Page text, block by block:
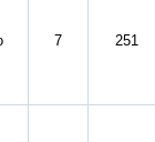
7 251